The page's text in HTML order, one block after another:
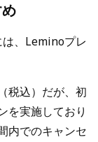
、Leminoプレ
税込）だが、初
を実施しており
内でのキャンセ